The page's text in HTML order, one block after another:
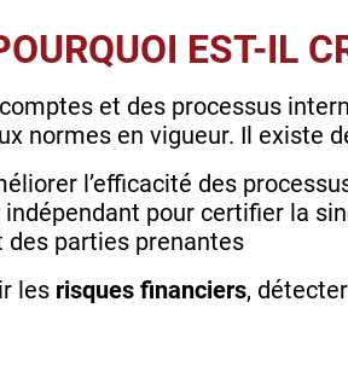
EST-IL
et des processus
normes en vigueur. Il existe
l’efficacité des
pour certifier la
parties prenantes
les risques financiers,